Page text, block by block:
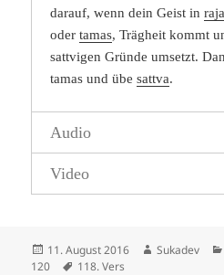
darauf, wenn dein Geist in
odertamas, Trägheit kommt
sattvigen Gründe umsetzt.
tamas und übesattva.
Audio
Video
Veröffentlicht
am
11. August 2016 Autor
Sukadev
120
Schlagwörter
118. Vers